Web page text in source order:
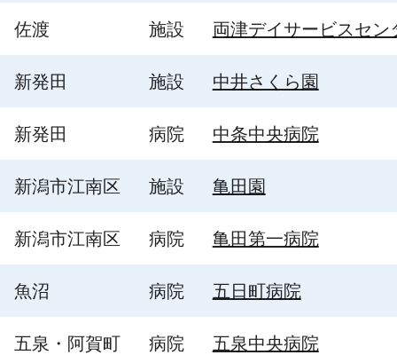
佐渡 施設 両津デイサービスセン
新発田 施設 中井さくら園
新発田 病院 中条中央病院
新潟市江南区 施設 亀田園
新潟市江南区 病院 亀田第一病院
魚沼 病院 五日町病院
五泉・阿賀町 病院 五泉中央病院